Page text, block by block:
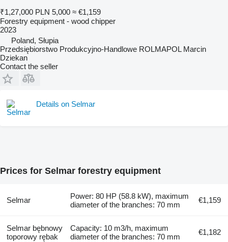
₹1,27,000 PLN 5,000 ≈ €1,159
Forestry equipment - wood chipper
2023
Poland, Słupia
Przedsiębiorstwo Produkcyjno-Handlowe ROLMAPOL Marcin
Dziekan
Contact the seller
Details on Selmar
Prices for Selmar forestry equipment
Selmar
Power: 80 HP (58.8 kW), maximum
diameter of the branches: 70 mm
€1,159
Selmar bębnowy
toporowy rębak
Capacity: 10 m3/h, maximum
diameter of the branches: 70 mm
€1,182